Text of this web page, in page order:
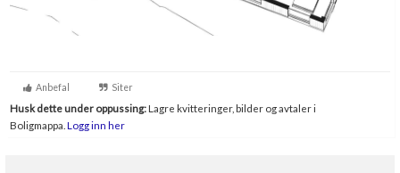
Anbefal Siter
Husk dette under oppussing:Lagre kvitteringer, bilder og avtaler i
Boligmappa. Logg inn her